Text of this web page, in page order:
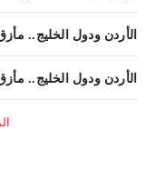
الأردن ودول الخليج..
الأردن ودول الخليج..